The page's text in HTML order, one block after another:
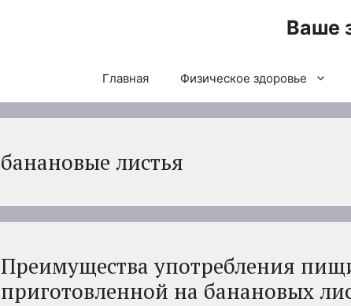
Ваше
Главная Физическое здоровье
банановые листья
Преимущества употребления
приготовленной на банановых